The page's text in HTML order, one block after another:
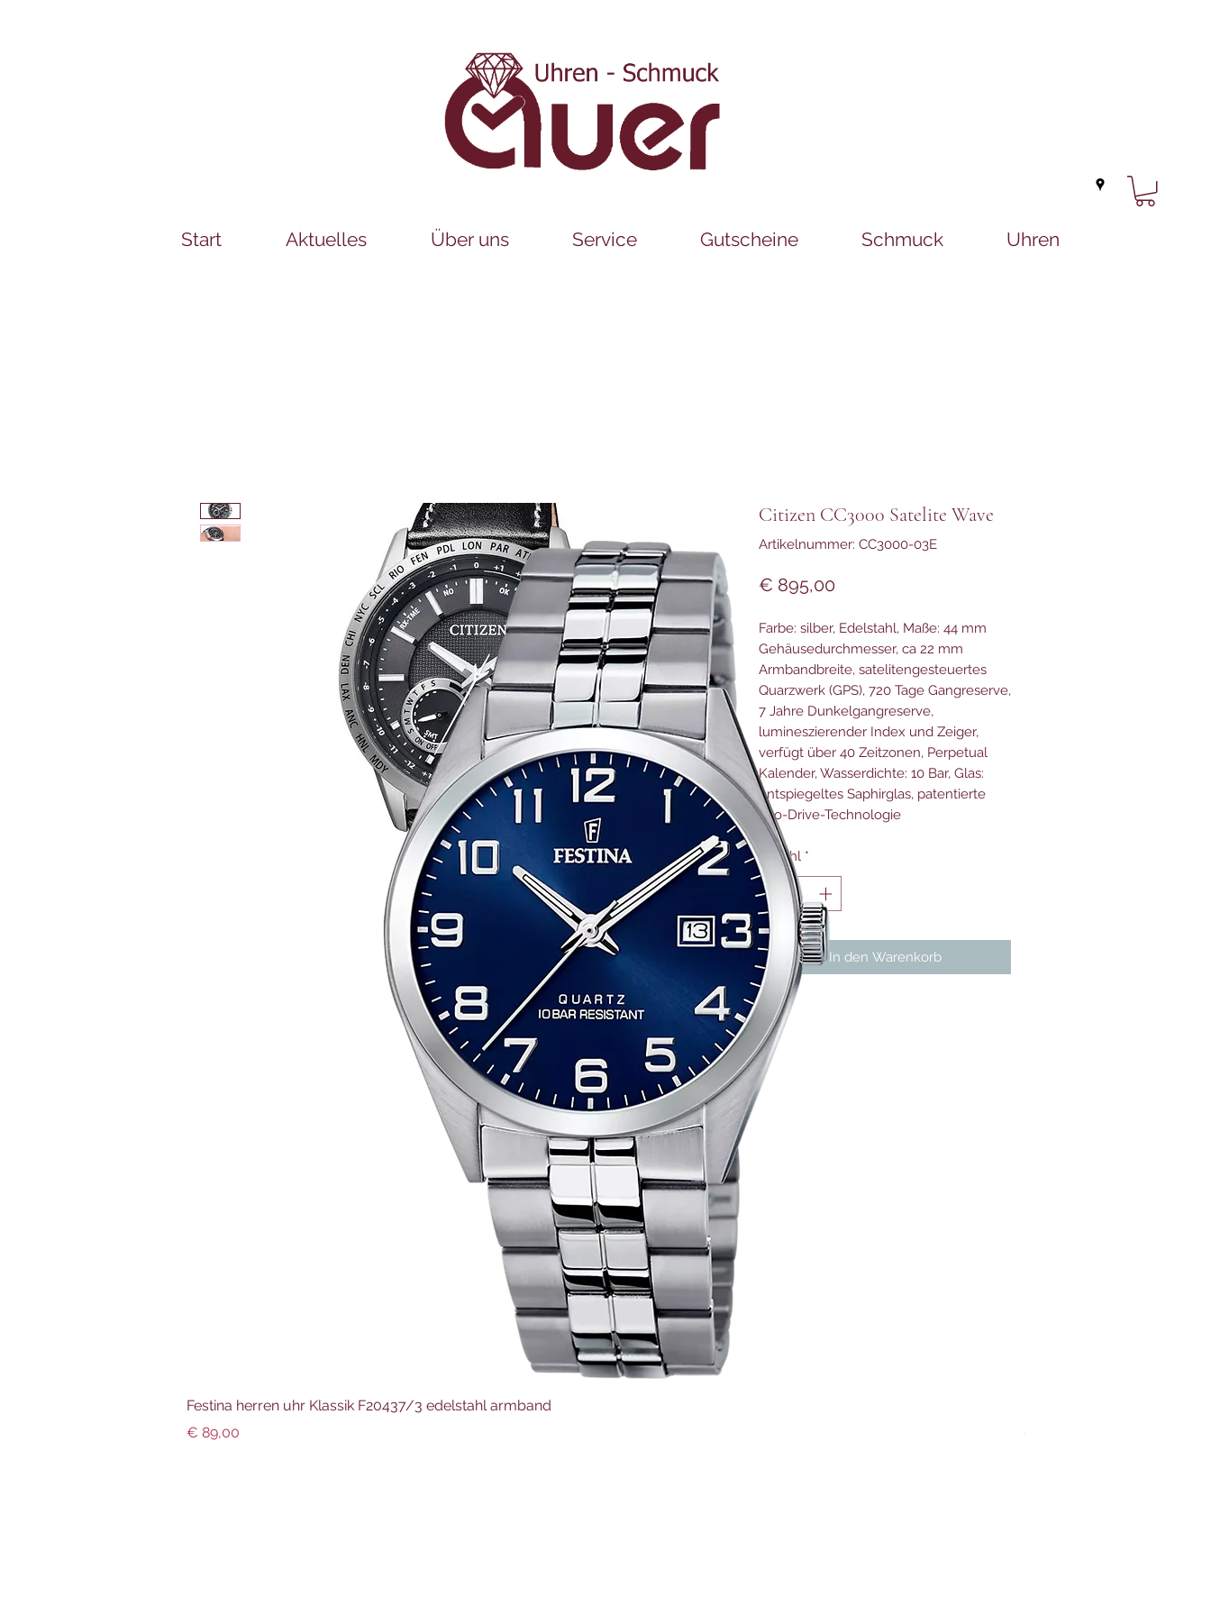
Start Aktuelles Über uns Service Gutscheine Schmuck Uhren
Citizen CC3000 Satelite Wave
Artikelnummer: CC3000-03E
€ 895,00Preis
Farbe: silber, Edelstahl, Maße: 44 mm
Gehäusedurchmesser, ca 22 mm
Armbandbreite, satelitengesteuertes
Quarzwerk (GPS), 720 Tage Gangreserve,
7 Jahre Dunkelgangreserve,
lumineszierender Index und Zeiger,
verfügt über 40 Zeitzonen, Perpetual
Kalender, Wasserdichte: 10 Bar, Glas:
entspiegeltes Saphirglas, patentierte
Eco-Drive-Technologie
Anzahl *
In den Warenkorb
Festina herren uhr Klassik F20437/3 edelstahl armband
Preis
€ 89,00
Preis
€ 299,00